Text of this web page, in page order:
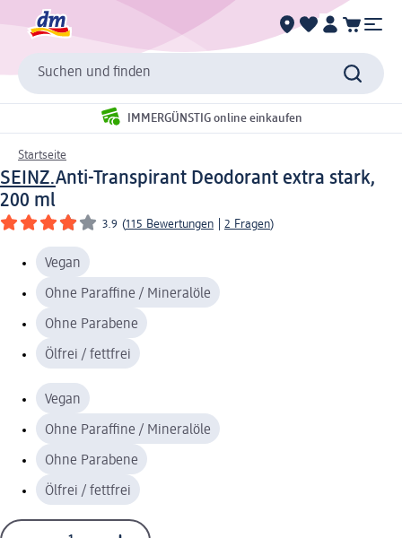
Suchen und finden
IMMERGÜNSTIG online einkaufen
Startseite
SEINZ.Anti-Transpirant Deodorant extra stark,
200 ml
3.9 (115 Bewertungen 2 Fragen)
Vegan
Ohne Paraffine / Mineralöle
Ohne Parabene
Ölfrei / fettfrei
Vegan
Ohne Paraffine / Mineralöle
Ohne Parabene
Ölfrei / fettfrei